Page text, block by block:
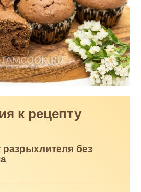
к рецепту
разрыхлителя без